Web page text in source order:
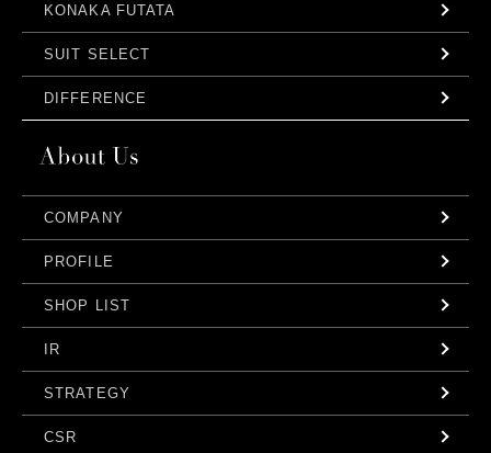
KONAKA FUTATA
SUIT SELECT
DIFFERENCE
COMPANY
PROFILE
SHOP LIST
IR
STRATEGY
CSR